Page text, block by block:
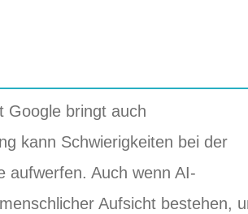
Google bringt auch
kann Schwierigkeiten bei der
aufwerfen. Auch wenn AI-
Aufsicht bestehen,